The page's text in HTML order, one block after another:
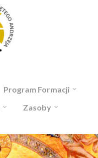
Program Formacji
Zasoby